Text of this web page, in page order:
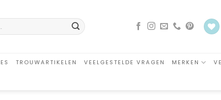
TROUWARTIKELEN VEELGESTELDE VRAGEN MERKEN